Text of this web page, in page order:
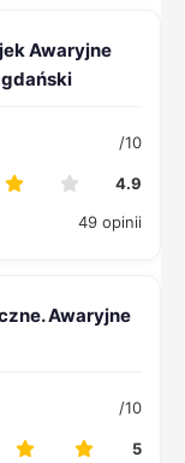
/10
4.9
49 opinii
/10
5